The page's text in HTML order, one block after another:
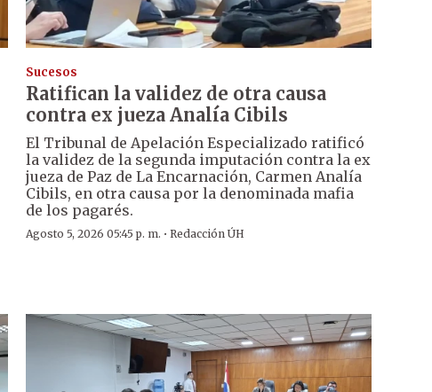
Sucesos
Ratifican la validez de otra causa
contra ex jueza Analía Cibils
El Tribunal de Apelación Especializado ratificó
la validez de la segunda imputación contra la ex
jueza de Paz de La Encarnación, Carmen Analía
Cibils, en otra causa por la denominada mafia
de los pagarés.
Agosto 5, 2026 05:45 p. m. · Redacción ÚH